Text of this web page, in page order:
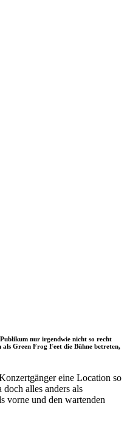
nur irgendwie nicht so recht
Green Frog Feet die Bühne betreten,
eine Location so
alles anders als
vorne und den wartenden